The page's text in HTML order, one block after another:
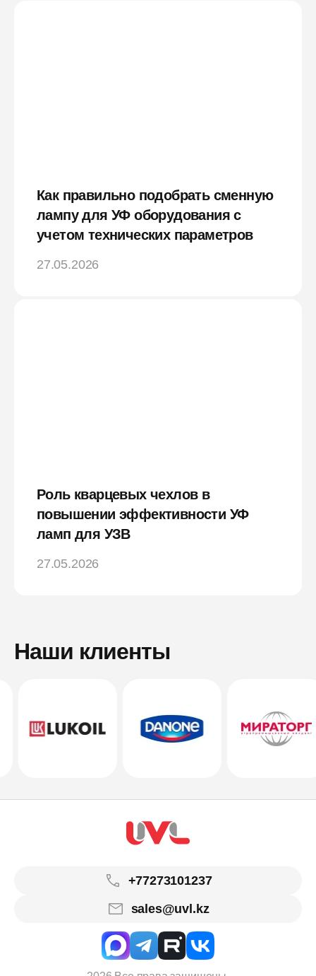
Как правильно подобрать сменную
лампу для УФ оборудования с
учетом технических параметров
27.05.2026
Роль кварцевых чехлов в
повышении эффективности УФ
ламп для УЗВ
27.05.2026
Наши клиенты
+77273101237
sales@uvl.kz